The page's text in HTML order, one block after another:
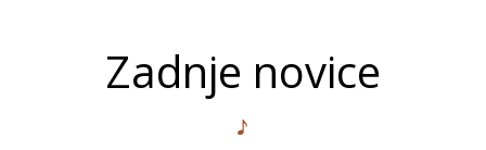
Zadnje novice